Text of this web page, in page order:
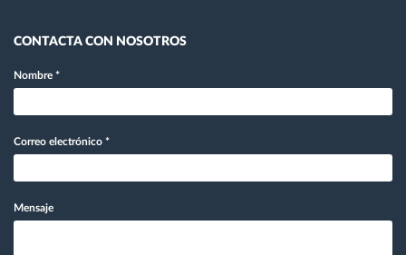
CONTACTA CON NOSOTROS
Nombre *
Correo electrónico *
Mensaje